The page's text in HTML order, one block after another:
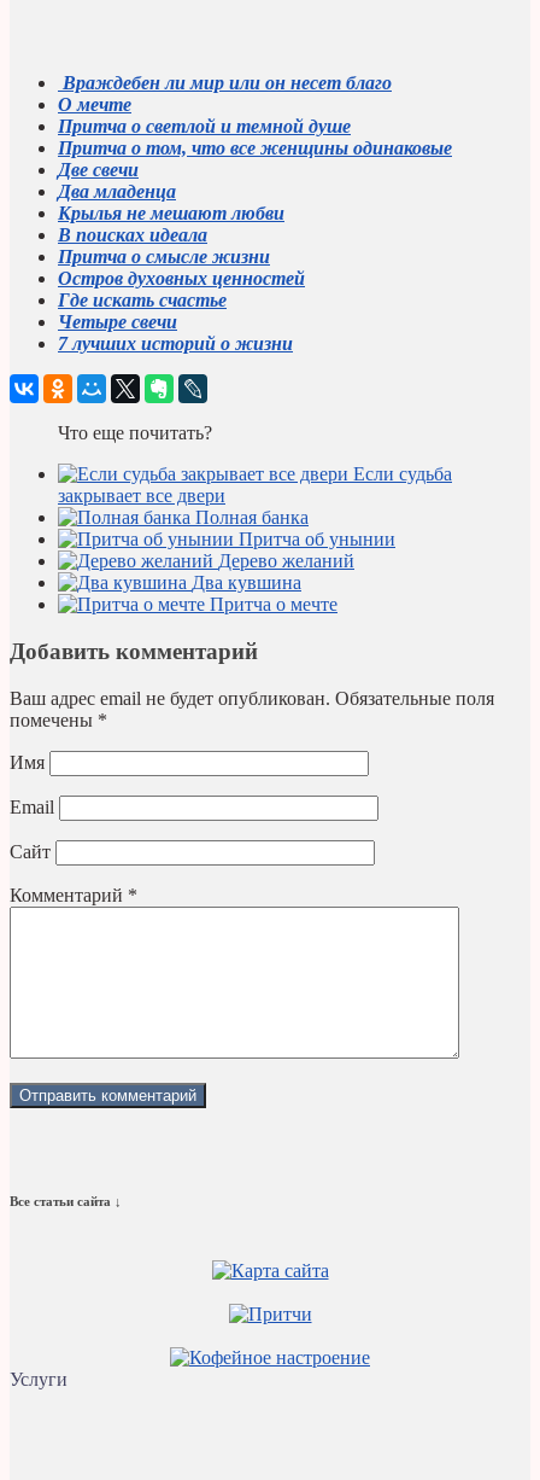
Враждебен ли мир или он несет благо
О мечте
Притча о светлой и темной душе
Притча о том, что все женщины одинаковые
Две свечи
Два младенца
Крылья не мешают любви
В поисках идеала
Притча о смысле жизни
Остров духовных ценностей
Где искать счастье
Четыре свечи
7 лучших историй о жизни
Что еще почитать?
Если судьба
закрывает все двери
Полная банка
Притча об унынии
Дерево желаний
Два кувшина
Притча о мечте
Добавить комментарий
Ваш адрес email не будет опубликован. Обязательные поля
помечены *
Имя
Email
Сайт
Комментарий *
Все статьи сайта ↓
Услуги